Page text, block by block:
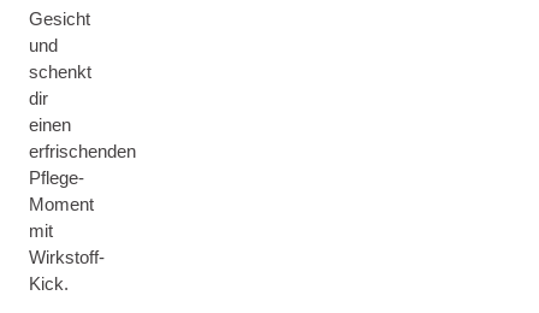
Gesicht
und
schenkt
dir
einen
erfrischenden
Pflege-
Moment
mit
Wirkstoff-
Kick.